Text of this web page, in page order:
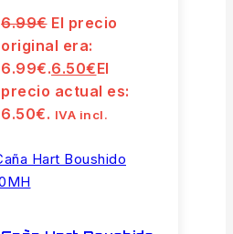
6.99€ El precio
original era:
6.99€.6.50€El
precio actual es:
6.50€. IVA incl.